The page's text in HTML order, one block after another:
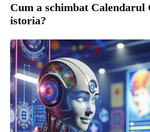
Cum a schimbat Calendarul
istoria?